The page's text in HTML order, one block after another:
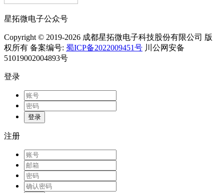
星拓微电子公众号
Copyright © 2019-2026 成都星拓微电子科技股份有限公司 版
权所有 备案编号: 蜀ICP备2022009451号 川公网安备
51019002004893号
登录
登录
注册